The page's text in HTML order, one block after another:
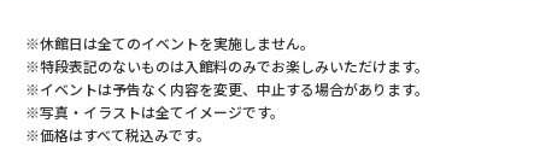
※休館日は全てのイベントを実施しません。
※特段表記のないものは入館料のみでお楽しみいただけます。
※イベントは予告なく内容を変更、中止する場合があります。
※写真・イラストは全てイメージです。
※価格はすべて税込みです。